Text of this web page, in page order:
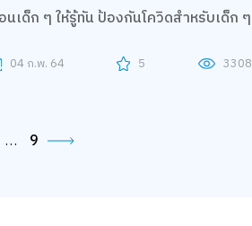
นเด็ก ๆ ให้รู้ทัน ป้องกันโควิดสำหรับเด็ก ๆ
04 ก.พ. 64 5 3308
… 9